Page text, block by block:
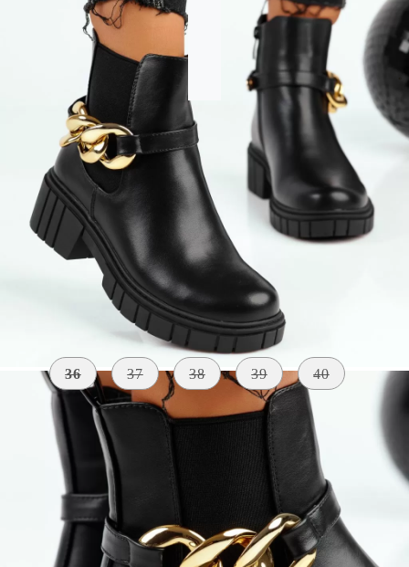
36 37 38 39 40
SZÍN
fekete
BELSŐ ANYAG
szőrme
A TALP
MAGASSÁGA
5 centiméter
Szólj, ha elérhető lesz